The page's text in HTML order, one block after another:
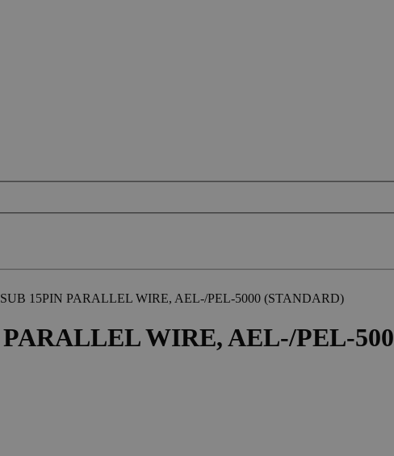
15PIN PARALLEL WIRE, AEL-/PEL-5000 (STANDARD)
WIRE, AEL-/PEL-